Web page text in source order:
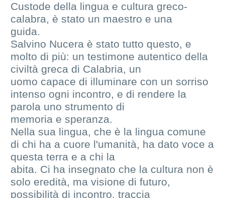
Custode della lingua e cultura greco-
calabra, è stato un maestro e una
guida.
Salvino Nucera è stato tutto questo, e
molto di più: un testimone autentico della
civiltà greca di Calabria, un
uomo capace di illuminare con un sorriso
intenso ogni incontro, e di rendere la
parola uno strumento di
memoria e speranza.
Nella sua lingua, che è la lingua comune
di chi ha a cuore l'umanità, ha dato voce a
questa terra e a chi la
abita. Ci ha insegnato che la cultura non è
solo eredità, ma visione di futuro,
possibilità di incontro, traccia